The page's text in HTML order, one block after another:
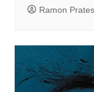
Ramon Prates